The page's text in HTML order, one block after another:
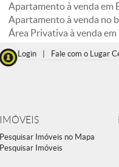
Apartamento à venda em
Apartamento à venda no
Área Privativa à venda
Login Fale com o Lugar
IMÓVEIS
Pesquisar Imóveis no Mapa
Pesquisar Imóveis